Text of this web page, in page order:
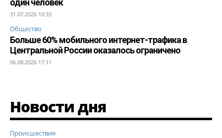
31.07.2026 10:33
Общество
Больше 60% мобильного интернет-трафика в
Центральной России оказалось ограничено
06.08.2026 17:11
Новости дня
Происшествия